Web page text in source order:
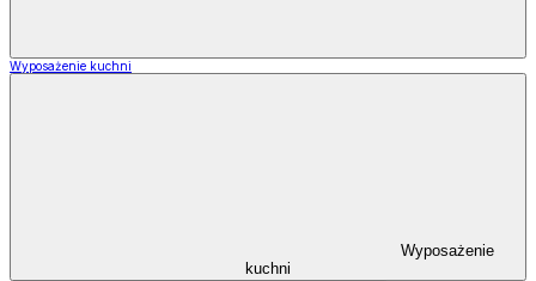
Wyposażenie kuchni
Wyposażenie
kuchni